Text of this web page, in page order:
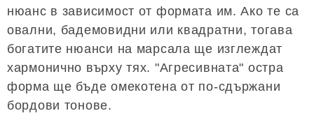
нюанс в зависимост от формата им. Ако те са
овални, бадемовидни или квадратни, тогава
богатите нюанси на марсала ще изглеждат
хармонично върху тях. "Агресивната" остра
форма ще бъде омекотена от по-сдържани
бордови тонове.